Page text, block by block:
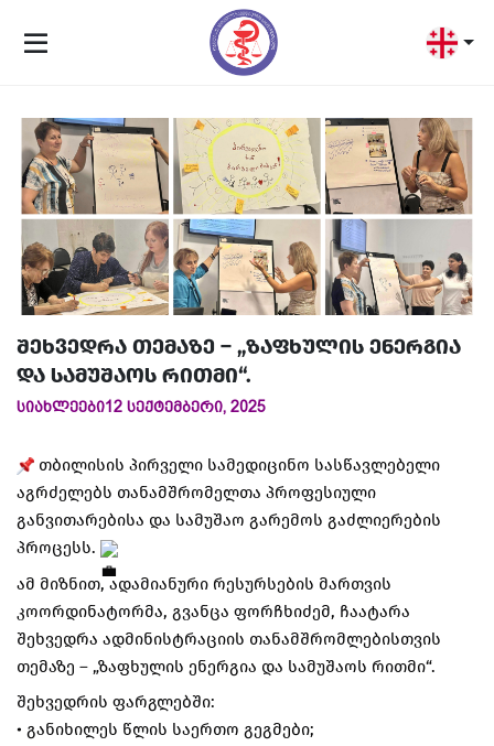
შეხვედრა თემაზე – „ზაფხულის ენერგია
და სამუშაოს რითმი“.
სიახლეები12 სექტემბერი, 2025
თბილისის პირველი სამედიცინო სასწავლებელი
აგრძელებს თანამშრომელთა პროფესიული
განვითარებისა და სამუშაო გარემოს გაძლიერების
პროცესს.
ამ მიზნით, ადამიანური რესურსების მართვის
კოორდინატორმა, გვანცა ფორჩხიძემ, ჩაატარა
შეხვედრა ადმინისტრაციის თანამშრომლებისთვის
თემაზე – „ზაფხულის ენერგია და სამუშაოს რითმი“.
შეხვედრის ფარგლებში:
• განიხილეს წლის საერთო გეგმები;